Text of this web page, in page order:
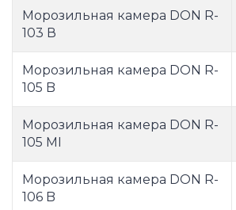
Морозильная камера DON R-
103 В
Морозильная камера DON R-
105 B
Морозильная камера DON R-
105 MI
Морозильная камера DON R-
106 B